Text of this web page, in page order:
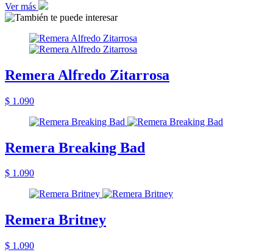
Ver más
Remera Alfredo Zitarrosa
$ 1.090
Remera Breaking Bad
$ 1.090
Remera Britney
$ 1.090